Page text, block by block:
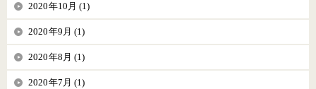
2020年10月 (1)
2020年9月 (1)
2020年8月 (1)
2020年7月 (1)